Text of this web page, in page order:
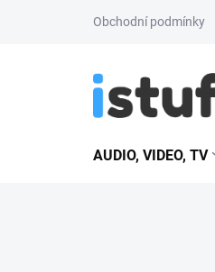
Obchodní podmínky
AUDIO, VIDEO, TV